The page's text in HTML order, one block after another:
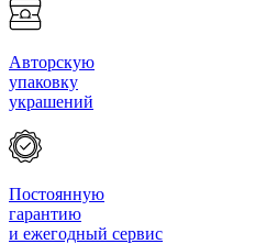
Авторскую
упаковку
украшений
Постоянную
гарантию
и ежегодный сервис